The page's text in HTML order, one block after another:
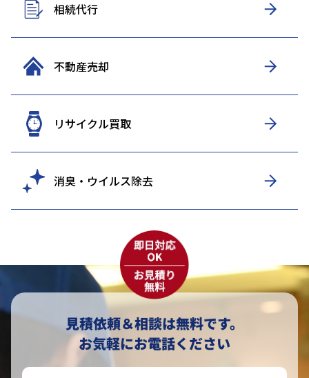
相続代行
不動産売却
リサイクル買取
消臭・ウイルス除去
見積依頼＆相談は無料です。
お気軽にお電話ください